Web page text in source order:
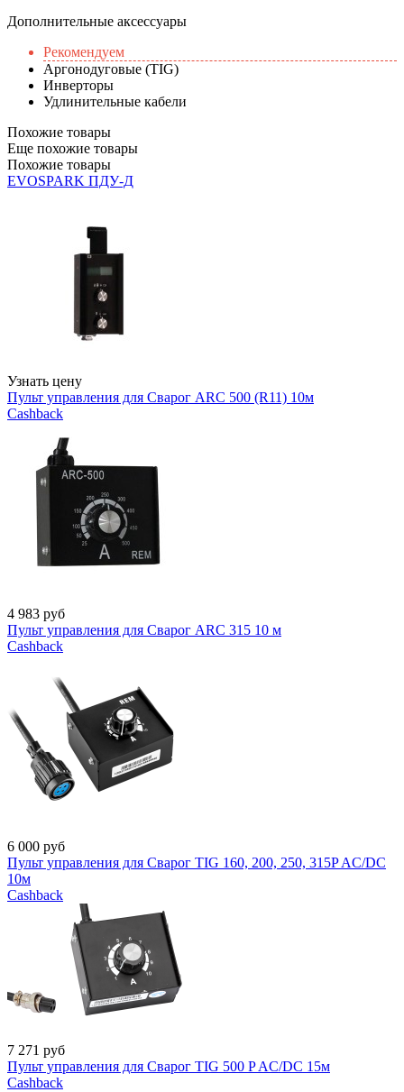
Дополнительные аксессуары
Рекомендуем
Аргонодуговые (TIG)
Инверторы
Удлинительные кабели
Похожие товары
Еще похожие товары
Похожие товары
EVOSPARK ПДУ-Д
Узнать цену
Пульт управления для Сварог ARC 500 (R11) 10м
Cashback
4 983 руб
Пульт управления для Сварог ARC 315 10 м
Cashback
6 000 руб
Пульт управления для Сварог TIG 160, 200, 250, 315P AC/DC
10м
Cashback
7 271 руб
Пульт управления для Сварог TIG 500 P AC/DC 15м
Cashback